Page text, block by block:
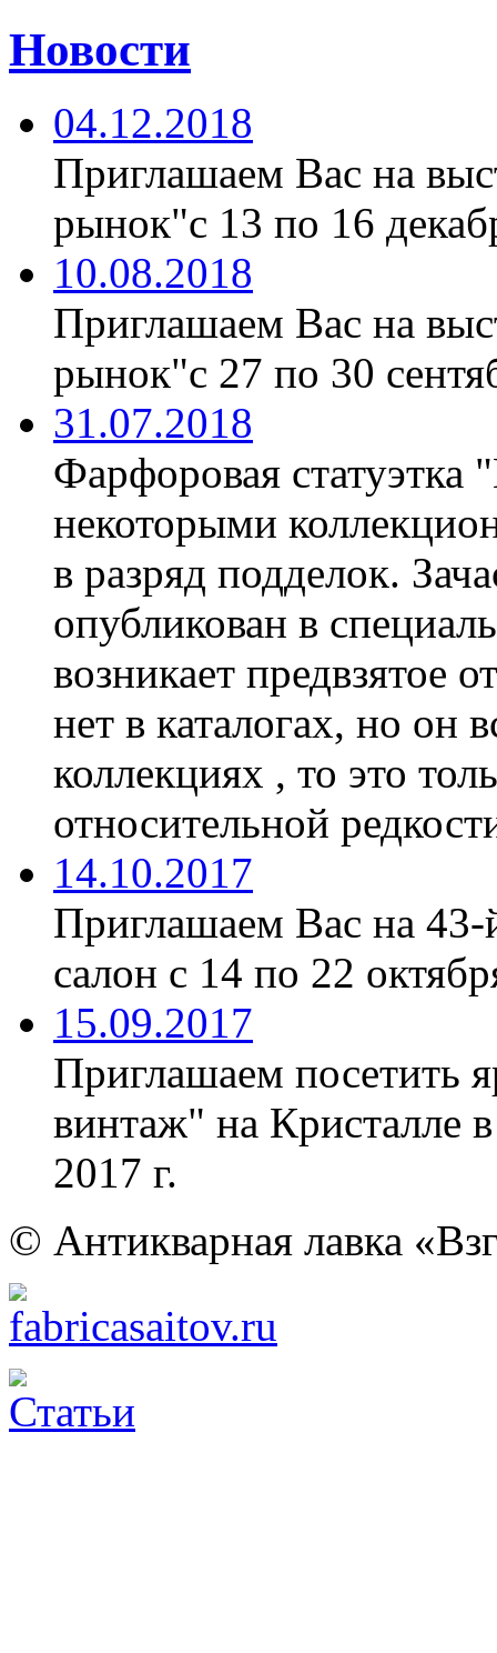
Новости
04.12.2018
Приглашаем Вас на
рынок"с 13 по 16
10.08.2018
Приглашаем Вас на
рынок"с 27 по 30
31.07.2018
Фарфоровая статуэтка
некоторыми
в разряд подделок.
опубликован в
возникает предвзятое
нет в каталогах, но он
коллекциях , то это
относительной
14.10.2017
Приглашаем Вас на
салон с 14 по 22
15.09.2017
Приглашаем посетить
винтаж" на Кристалле
2017 г.
© Антикварная лавка